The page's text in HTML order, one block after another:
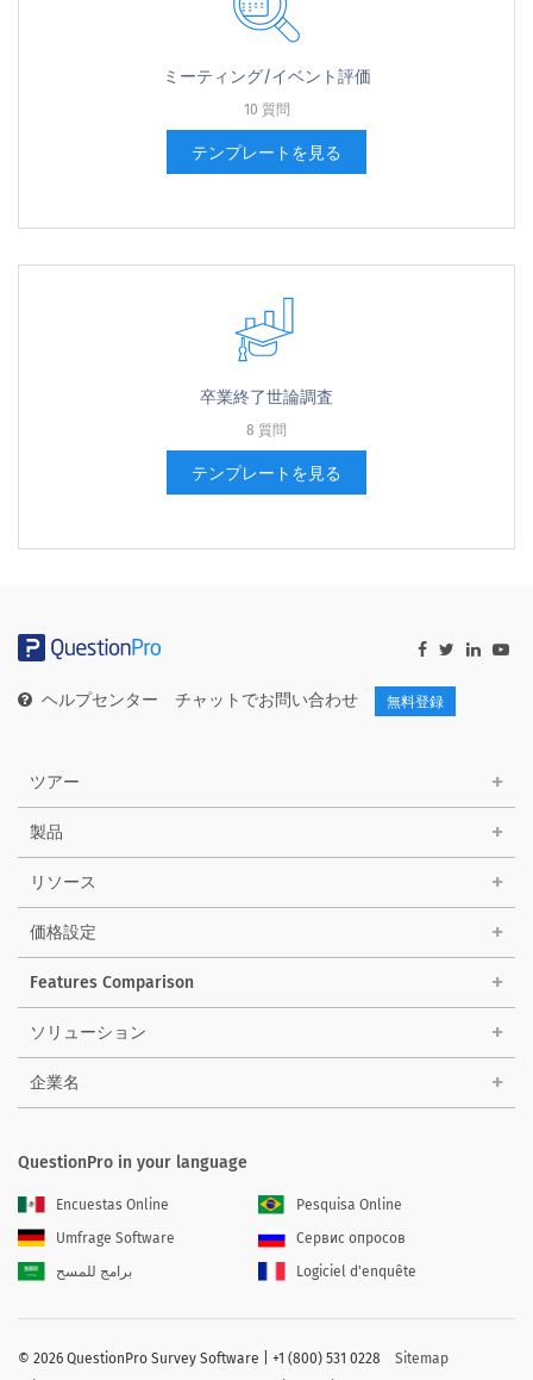
ミーティング/イベント評価
10 質問
テンプレートを見る
卒業終了世論調査
8 質問
テンプレートを見る
ヘルプセンター チャットでお問い合わせ 無料登録
ツアー
製品
リソース
価格設定
Features Comparison
ソリューション
企業名
QuestionPro in your language
Encuestas Online
Pesquisa Online
Umfrage Software
Сервис опросов
برامج للمسح
Logiciel d'enquête
© 2026 QuestionPro Survey Software | +1 (800) 531 0228
Sitemap